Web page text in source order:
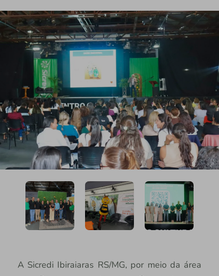
A Sicredi Ibiraiaras RS/MG, por meio da área